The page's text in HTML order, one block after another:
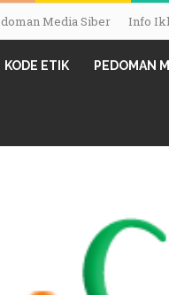
Media Siber Info
KODE ETIK PEDOMAN